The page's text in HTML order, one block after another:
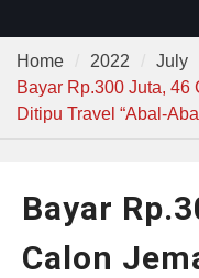
Home 2022 July
Bayar Rp.300 Juta, 46
Ditipu Travel “Abal-
Bayar
Calon